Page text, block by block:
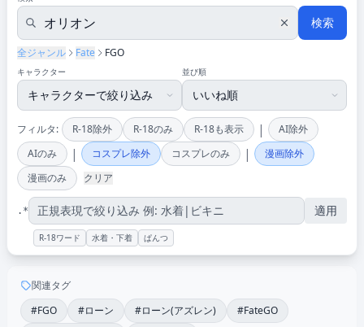
検索
全ジャンル Fate FGO
キャラクター 並び順
フィルタ: R-18除外 R-18のみ R-18も表示 |
AI除外
AIのみ
| コスプレ除外 コスプレのみ |
漫画除外
漫画のみ
クリア
.* 適用
R-18ワード 水着・下着 ぱんつ
関連タグ
#FGO
#ローン #ローン(アズレン)
#FateGO